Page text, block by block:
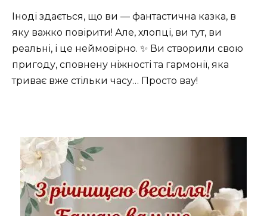
Іноді здається, що ви — фантастична казка, в
яку важко повірити! Але, хлопці, ви тут, ви
реальні, і це неймовірно. ✨ Ви створили свою
пригоду, сповнену ніжності та гармонії, яка
триває вже стільки часу… Просто вау!